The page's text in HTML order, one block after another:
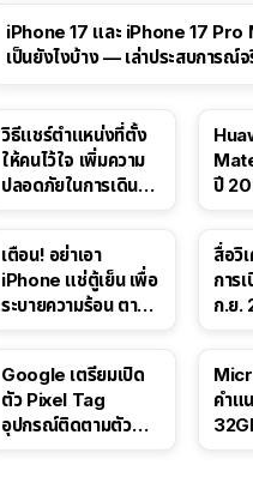
iPhone 17 และ iPhone 17 Pro
เป็นยังไงบ้าง — เล่าประสบการณ์
วิธีแชร์ตำแหน่งที่ตั้ง
ให้คนไว้ใจ เพิ่มความ
ปลอดภัยในการเดิน
ปี
เตือน! อย่าเอา
iPhone แช่ตู้เย็น เพื่อ
ระบายความร้อน ตาม
สื่อวิ
การ
ก.ย.
Google เตรียมเปิด
ตัว Pixel Tag
อุปกรณ์ติดตามตัว
คำแ